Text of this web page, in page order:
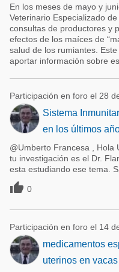
En los meses de mayo y
Veterinario Especializado
consultas de productores y
efectos de los maíces de
salud de los rumiantes.
aportar información sobre
Participación en foro el 28
Sistema
en los últimos
@Umberto Francesa , Hola
tu investigación es el Dr.
esta estudiando ese tema.
 0
Participación en foro el 14
medicamentos
uterinos en vacas